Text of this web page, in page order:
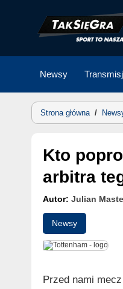
Newsy
Strona główna/
Kto poprowadzi mecz Tottenham – Everton? Poznaj
arbitra
Autor: Julian
Newsy
Przed nami